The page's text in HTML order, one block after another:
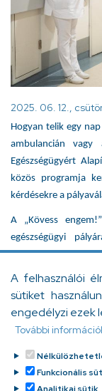
A felhasználói
sütiket
engedélyzi ezek
További
Funkcionális
2025. 06. 12.,
Hogyan telik egy
ambulancián
Egészségügyért
közös programja
kérdésekre a
A „Kövess
egészségügyi
kiválasztott
csütörtökön 7 és 14
Az árnyéknapon
esetében szülői
https://forms.gle/